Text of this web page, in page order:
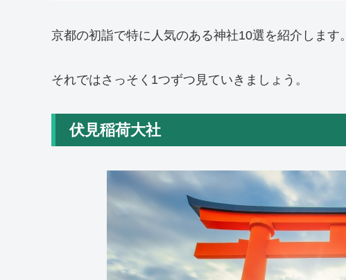
京都の初詣で特に人気のある神社10選を紹介します。
それではさっそく1つずつ見ていきましょう。
伏見稲荷大社